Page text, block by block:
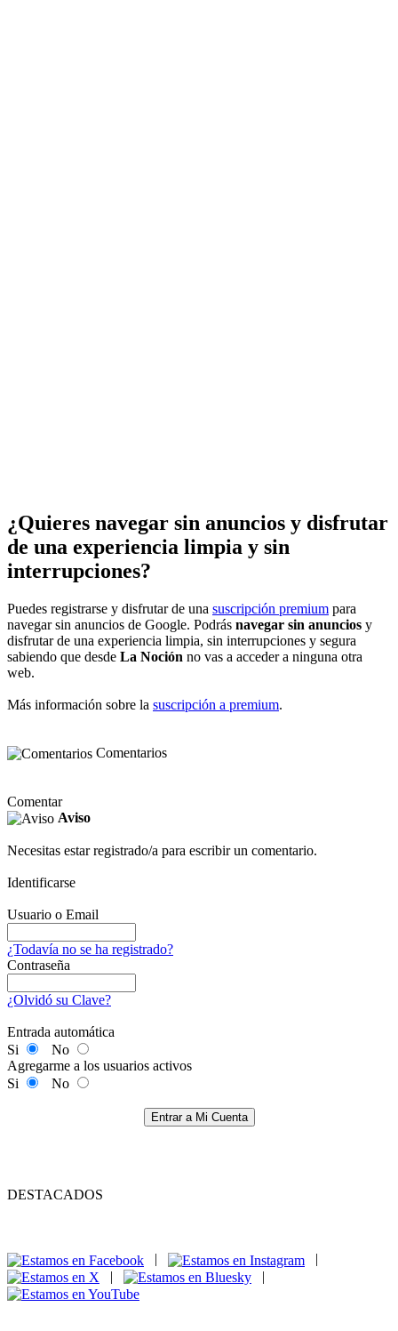
¿Quieres navegar sin anuncios y disfrutar
de una experiencia limpia y sin
interrupciones?
Puedes registrarse y disfrutar de una suscripción premium para
navegar sin anuncios de Google. Podrás navegar sin anuncios y
disfrutar de una experiencia limpia, sin interrupciones y segura
sabiendo que desde La Noción no vas a acceder a ninguna otra
web.
Más información sobre la suscripción a premium.
Comentarios
Comentar
Aviso
Necesitas estar registrado/a para escribir un comentario.
Identificarse
Usuario o Email
¿Todavía no se ha registrado?
Contraseña
¿Olvidó su Clave?
Entrada automática
Si
No
Agregarme a los usuarios activos
Si
No
Entrar a Mi Cuenta
DESTACADOS
|
|